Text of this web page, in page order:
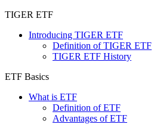
TIGER ETF
Introducing TIGER ETF
Definition of TIGER ETF
TIGER ETF History
ETF Basics
What is ETF
Definition of ETF
Advantages of ETF